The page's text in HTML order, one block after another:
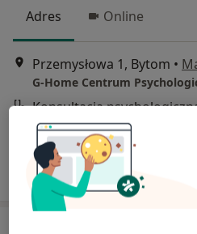
Adres Online
Przemysłowa 1, Bytom •
G-Home Centrum
Konsultacja
Poproś o wizytę